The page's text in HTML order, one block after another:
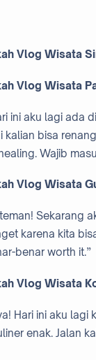
Vlog Wisata
Vlog Wisata
ini aku lagi ada
kalian bisa
Wajib
Vlog Wisata
Sekarang
karena kita
benar worth it.”
Vlog Wisata
Hari ini aku
enak. Jalan